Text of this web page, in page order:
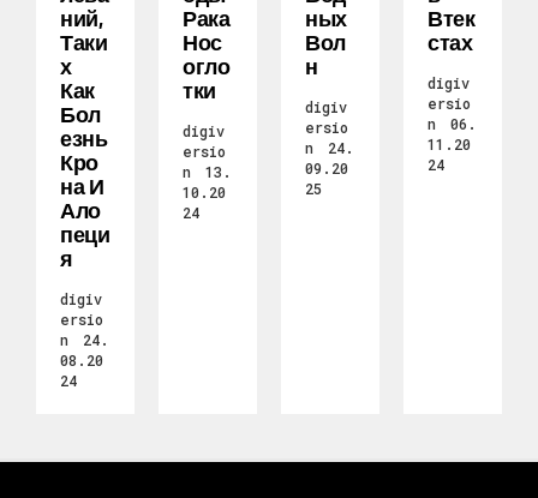
Ний,
Таки
Х
Как
Бол
Езнь
Кро
На И
Ало
Пеци
Я
digiv
ersio
n
24.
08.20
24
Рака
Нос
Огло
Тки
digiv
ersio
n
13.
10.20
24
Ных
Вол
Н
digiv
ersio
n
24.
09.20
25
Втек
Стах
digiv
ersio
n
06.
11.20
24